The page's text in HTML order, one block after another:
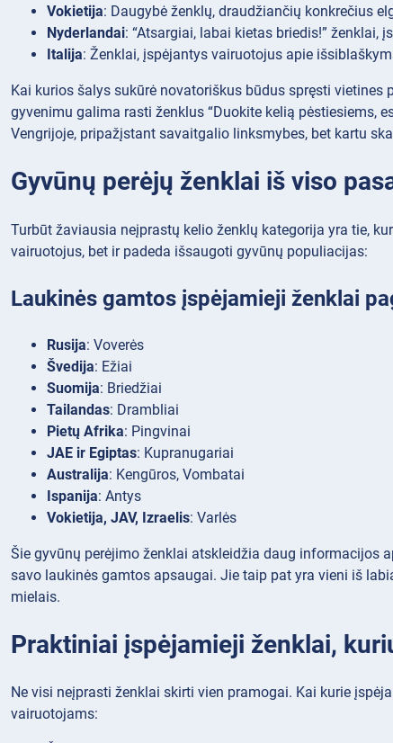
Vokietija: Daugybė ženklų, draudžiančių konkrečius
Nyderlandai: “Atsargiai, labai kietas briedis!”
Italija: Ženklai, įspėjantys vairuotojus apie
Kai kurios šalys sukūrė novatoriškus būdus spręsti
gyvenimu galima rasti ženklus “Duokite kelią pėstiesiems,
Vengrijoje, pripažįstant savaitgalio linksmybes, bet kartu
Gyvūnų perėjų ženklai iš viso
Turbūt žaviausia neįprastų kelio ženklų kategorija yra tie,
vairuotojus, bet ir padeda išsaugoti gyvūnų populiacijas:
Laukinės gamtos įspėjamieji ženklai
Rusija: Voverės
Švedija: Ežiai
Suomija: Briedžiai
Tailandas: Drambliai
Pietų Afrika: Pingvinai
JAE ir Egiptas: Kupranugariai
Australija: Kengūros, Vombatai
Ispanija: Antys
Vokietija, JAV, Izraelis: Varlės
Šie gyvūnų perėjimo ženklai atskleidžia daug informacijos
savo laukinės gamtos apsaugai. Jie taip pat yra vieni iš
mielais.
Praktiniai įspėjamieji ženklai,
Ne visi neįprasti ženklai skirti vien pramogai. Kai kurie
vairuotojams: